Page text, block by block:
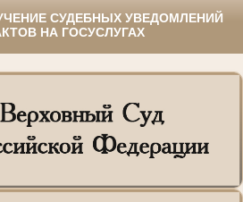
СУДЕБНЫХ УВЕДОМЛЕНИЙ
НА ГОСУСЛУГАХ